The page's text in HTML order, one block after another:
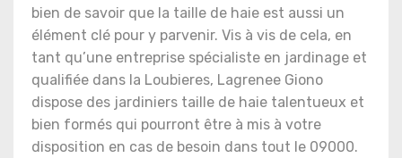
bien de savoir que la taille de haie est aussi un
élément clé pour y parvenir. Vis à vis de cela, en
tant qu’une entreprise spécialiste en jardinage et
qualifiée dans la Loubieres, Lagrenee Giono
dispose des jardiniers taille de haie talentueux et
bien formés qui pourront être à mis à votre
disposition en cas de besoin dans tout le 09000.